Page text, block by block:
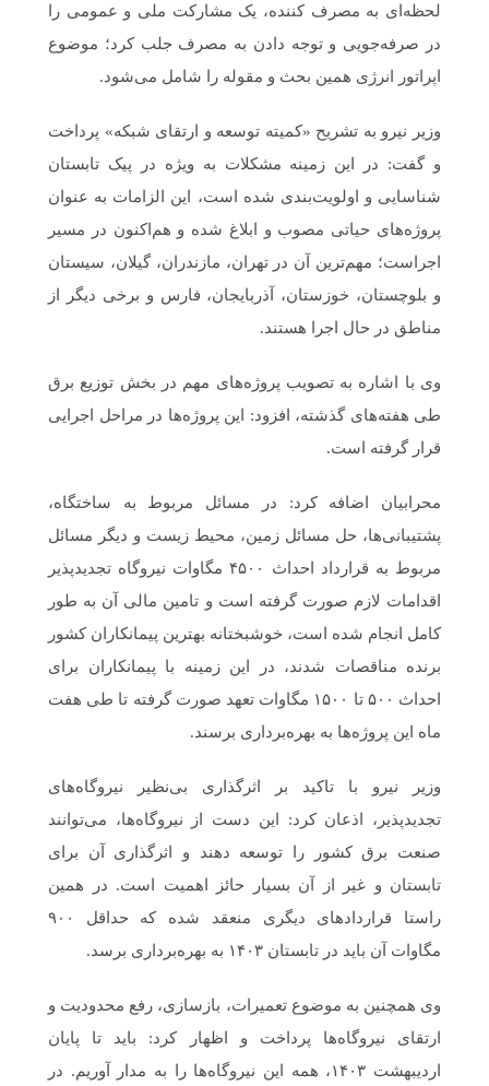
لحظه‌ای به مصرف کننده، یک مشارکت ملی و عمومی را
در صرفه‌جویی و توجه دادن به مصرف جلب کرد؛ موضوع
اپراتور انرژی همین بحث و مقوله را شامل می‌شود.
وزیر نیرو به تشریح «کمیته توسعه و ارتقای شبکه» پرداخت
و گفت: در این زمینه مشکلات به ویژه در پیک تابستان
شناسایی و اولویت‌بندی شده است، این الزامات به عنوان
پروژه‌های حیاتی مصوب و ابلاغ شده و هم‌اکنون در مسیر
اجراست؛ مهم‌ترین آن در تهران، مازندران، گیلان، سیستان
و بلوچستان، خوزستان، آذربایجان، فارس و برخی دیگر از
مناطق در حال اجرا هستند.
وی با اشاره به تصویب پروژه‌های مهم در بخش توزیع برق
طی هفته‌های گذشته، افزود: این پروژه‌ها در مراحل اجرایی
قرار گرفته است.
محرابیان اضافه کرد: در مسائل مربوط به ساختگاه،
پشتیبانی‌ها، حل مسائل زمین، محیط زیست و دیگر مسائل
مربوط به قرارداد احداث ۴۵۰۰ مگاوات نیروگاه تجدیدپذیر
اقدامات لازم صورت گرفته است و تامین مالی آن به طور
کامل انجام شده است، خوشبختانه بهترین پیمانکاران کشور
برنده مناقصات شدند، در این زمینه با پیمانکاران برای
احداث ۵۰۰ تا ۱۵۰۰ مگاوات تعهد صورت گرفته تا طی هفت
ماه این پروژه‌ها به بهره‌برداری برسند.
وزیر نیرو با تاکید بر اثرگذاری بی‌نظیر نیروگاه‌های
تجدیدپذیر، اذعان کرد: این دست از نیروگاه‌ها، می‌توانند
صنعت برق کشور را توسعه دهند و اثرگذاری آن برای
تابستان و غیر از آن بسیار حائز اهمیت است. در همین
راستا قراردادهای دیگری منعقد شده که حداقل ۹۰۰
مگاوات آن باید در تابستان ۱۴۰۳ به بهره‌برداری برسد.
وی همچنین به موضوع تعمیرات، بازسازی، رفع محدودیت و
ارتقای نیروگاه‌ها پرداخت و اظهار کرد: باید تا پایان
اردیبهشت ۱۴۰۳، همه این نیروگاه‌ها را به مدار آوریم. در